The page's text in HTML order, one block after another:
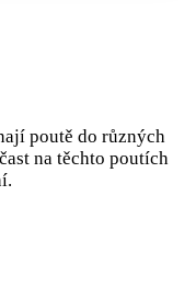
poutě do různých
na těchto poutích